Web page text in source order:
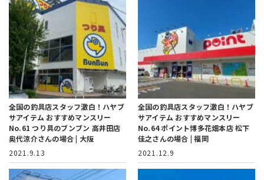
全国の釣具店スタッフ激白！ハヤブ
サアイテム おすすめマンスリー
No.61 つり具のブンブン 高井田店
奥代涼介さんの場合 | 大阪
2021.9.13
全国の釣具店スタッフ激白！ハヤブ
サアイテム おすすめマンスリー
No.64 ポイント博多花畑本店 松下
佳之さんの場合 | 福岡
2021.12.9